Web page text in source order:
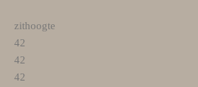
zithoogte
42
42
42